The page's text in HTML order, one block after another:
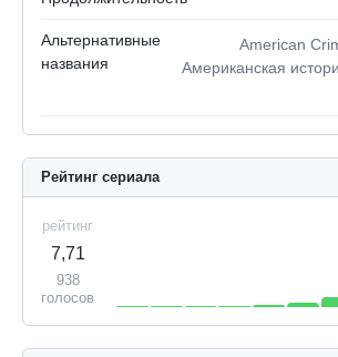
Альтернативные
названия
American
Американская
Рейтинг сериала
рейтинг
7,71
938
голосов